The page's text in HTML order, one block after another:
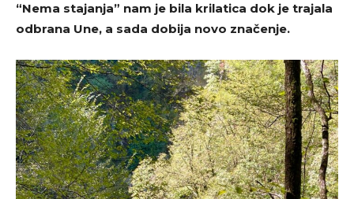
“Nema stajanja” nam je bila krilatica dok je trajala
odbrana Une, a sada dobija novo značenje.